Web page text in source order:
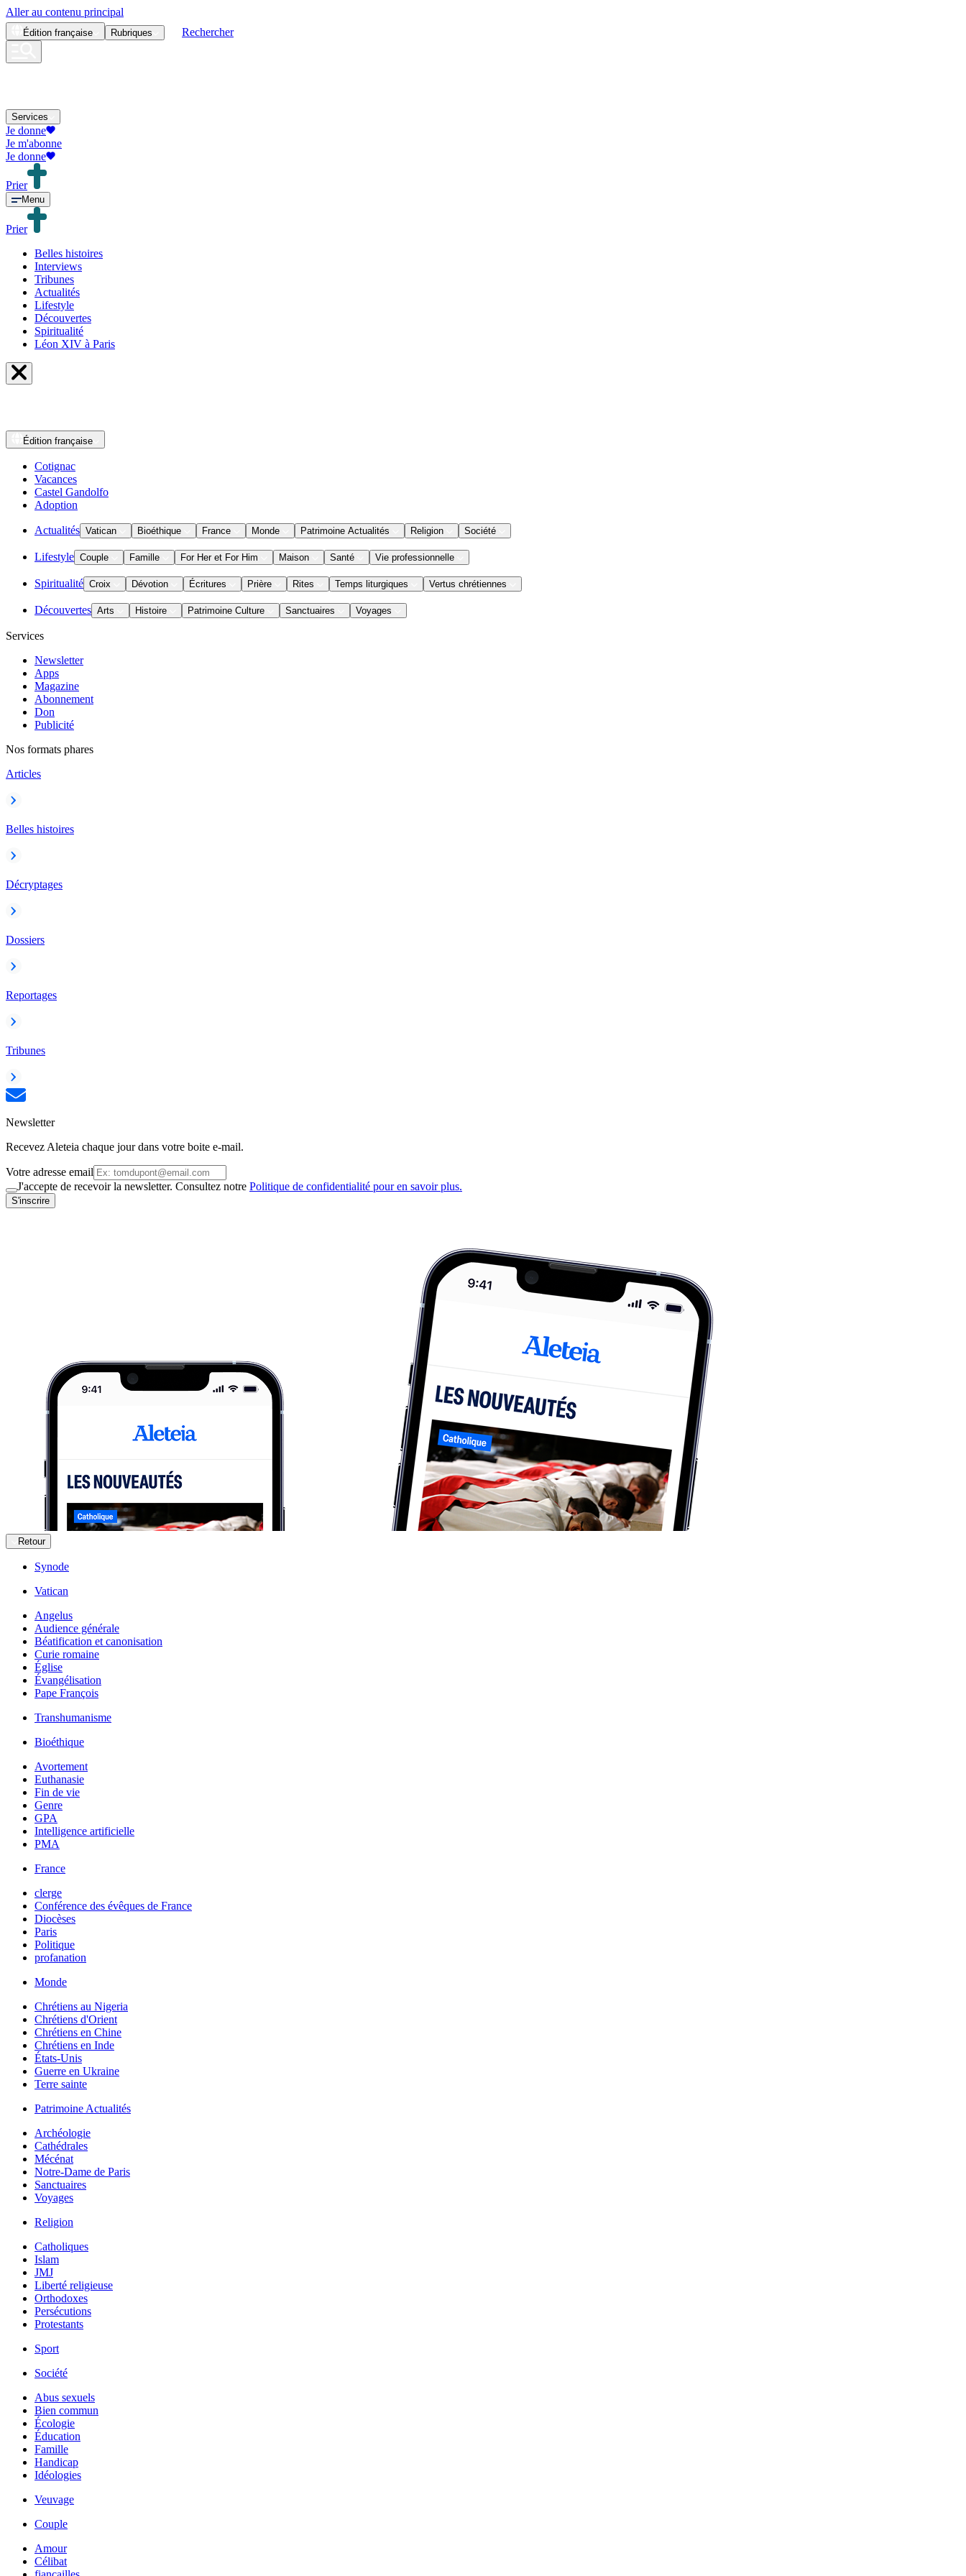
Aller au contenu principal
Édition française Rubriques Rechercher
Services
Je donne
Je m'abonne
Je donne
Prier
Menu
Prier
Belles histoires
Interviews
Tribunes
Actualités
Lifestyle
Découvertes
Spiritualité
Léon XIV à Paris
Édition française
Cotignac
Vacances
Castel Gandolfo
Adoption
Actualités Vatican Bioéthique France Monde Patrimoine Actualités Religion Société
Lifestyle Couple Famille For Her et For Him Maison Santé Vie professionnelle
Spiritualité Croix Dévotion Écritures Prière Rites Temps liturgiques Vertus chrétiennes
Découvertes Arts Histoire Patrimoine Culture Sanctuaires Voyages
Services
Newsletter
Apps
Magazine
Abonnement
Don
Publicité
Nos formats phares
Articles
Belles histoires
Décryptages
Dossiers
Reportages
Tribunes
Newsletter
Recevez Aleteia chaque jour dans votre boite e-mail.
Votre adresse email
J'accepte de recevoir la newsletter. Consultez notre Politique de confidentialité pour en savoir plus.
S'inscrire
Retour
Synode
Vatican
Angelus
Audience générale
Béatification et canonisation
Curie romaine
Église
Évangélisation
Pape François
Transhumanisme
Bioéthique
Avortement
Euthanasie
Fin de vie
Genre
GPA
Intelligence artificielle
PMA
France
clerge
Conférence des évêques de France
Diocèses
Paris
Politique
profanation
Monde
Chrétiens au Nigeria
Chrétiens d'Orient
Chrétiens en Chine
Chrétiens en Inde
États-Unis
Guerre en Ukraine
Terre sainte
Patrimoine Actualités
Archéologie
Cathédrales
Mécénat
Notre-Dame de Paris
Sanctuaires
Voyages
Religion
Catholiques
Islam
JMJ
Liberté religieuse
Orthodoxes
Persécutions
Protestants
Sport
Société
Abus sexuels
Bien commun
Écologie
Éducation
Famille
Handicap
Idéologies
Veuvage
Couple
Amour
Célibat